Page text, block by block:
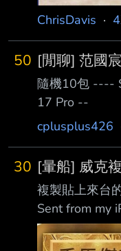
ChrisDavis ·
50 [閒聊] 范國
隨機10包 ----
17 Pro --
cplusplus426
30 [暈船] 威克
複製貼上來台
Sent from my
#94 馬傑森
https://